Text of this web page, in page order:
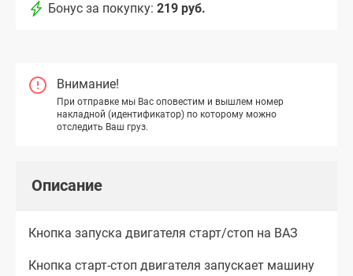
Бонус за покупку: 219 руб.
Внимание!
При отправке мы Вас оповестим и вышлем номер
накладной (идентификатор) по которому можно
отследить Ваш груз.
Описание
Кнопка запуска двигателя старт/стоп на ВАЗ
Кнопка старт-стоп двигателя запускает машину